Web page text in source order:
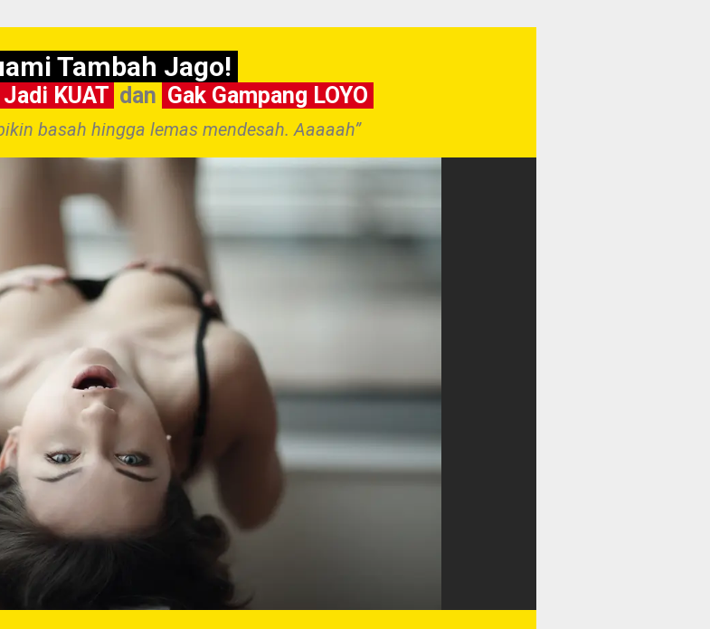
Tambah Jago!
Jadi KUAT dan Gak Gampang LOYO
basah hingga lemas mendesah. Aaaaah”